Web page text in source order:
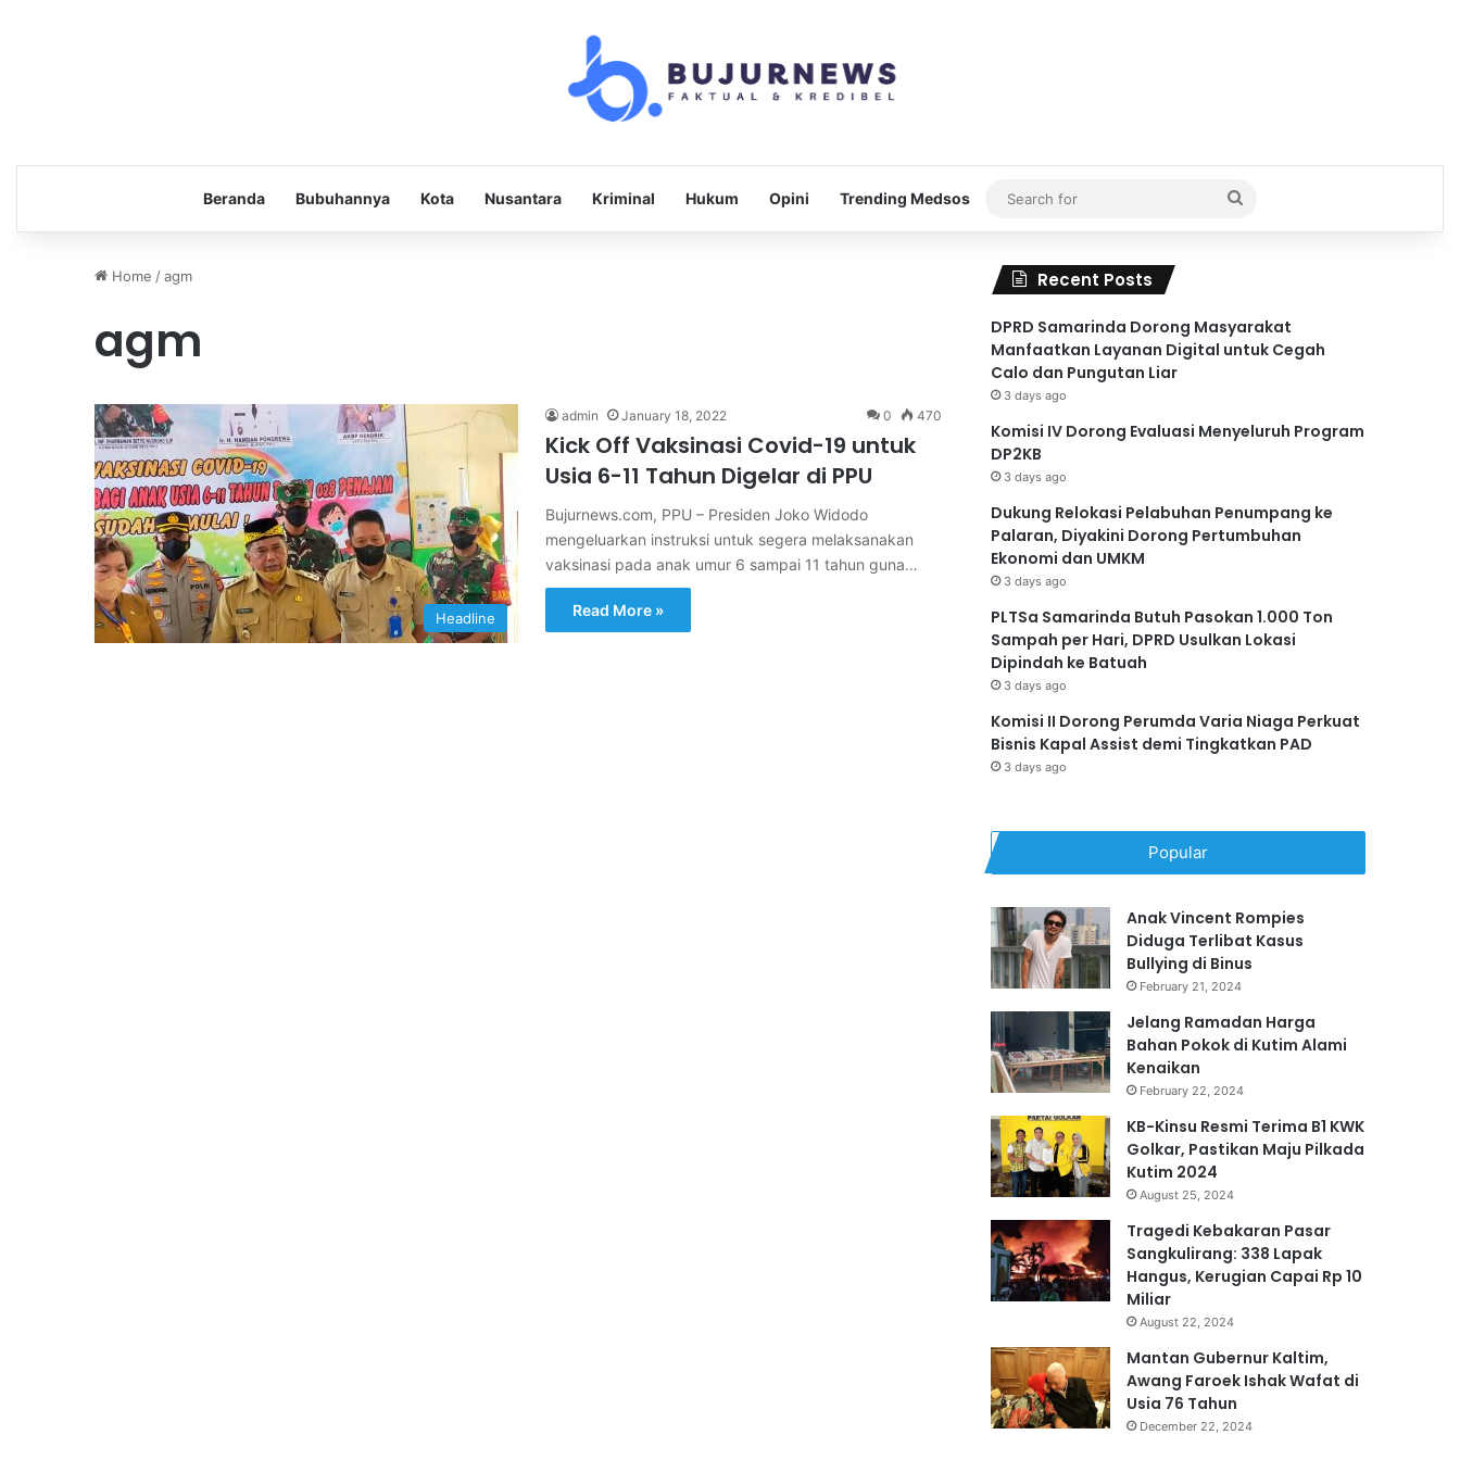
Beranda Bubuhannya Kota Nusantara Kriminal Hukum Opini Trending Medsos
Search
for
Home /agm
agm
Headline
admin January 18, 2022 0 470
Kick Off Vaksinasi Covid-19 untuk
Usia 6-11 Tahun Digelar di PPU
Bujurnews.com, PPU – Presiden Joko Widodo
mengeluarkan instruksi untuk segera melaksanakan
vaksinasi pada anak umur 6 sampai 11 tahun guna…
Read More »
Recent Posts
DPRD Samarinda Dorong Masyarakat
Manfaatkan Layanan Digital untuk Cegah
Calo dan Pungutan Liar
3 days ago
Komisi IV Dorong Evaluasi Menyeluruh Program
DP2KB
3 days ago
Dukung Relokasi Pelabuhan Penumpang ke
Palaran, Diyakini Dorong Pertumbuhan
Ekonomi dan UMKM
3 days ago
PLTSa Samarinda Butuh Pasokan 1.000 Ton
Sampah per Hari, DPRD Usulkan Lokasi
Dipindah ke Batuah
3 days ago
Komisi II Dorong Perumda Varia Niaga Perkuat
Bisnis Kapal Assist demi Tingkatkan PAD
3 days ago
Popular
Anak Vincent Rompies
Diduga Terlibat Kasus
Bullying di Binus
February 21, 2024
Jelang Ramadan Harga
Bahan Pokok di Kutim Alami
Kenaikan
February 22, 2024
KB-Kinsu Resmi Terima B1 KWK
Golkar, Pastikan Maju Pilkada
Kutim 2024
August 25, 2024
Tragedi Kebakaran Pasar
Sangkulirang: 338 Lapak
Hangus, Kerugian Capai Rp 10
Miliar
August 22, 2024
Mantan Gubernur Kaltim,
Awang Faroek Ishak Wafat di
Usia 76 Tahun
December 22, 2024